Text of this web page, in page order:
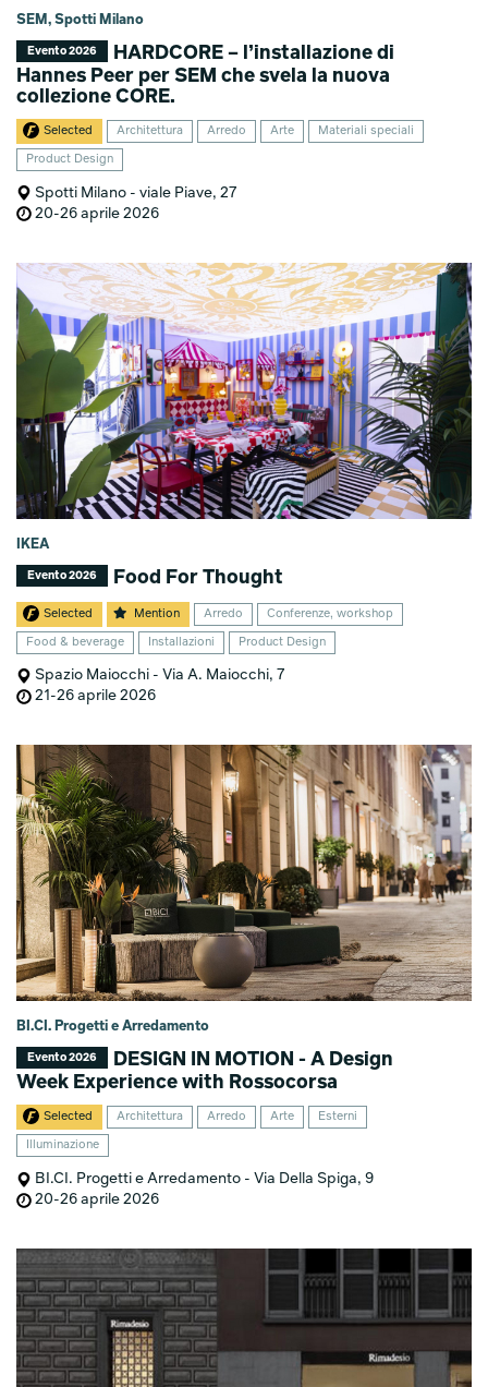
SEM, Spotti Milano
Evento 2026
HARDCORE – l’installazione di
Hannes Peer per SEM che svela la nuova
collezione CORE.
Selected Architettura Arredo Arte Materiali speciali
Product Design
Spotti Milano - viale Piave, 27
20-26 aprile 2026
IKEA
Evento 2026 Food For Thought
Selected Mention Arredo Conferenze, workshop
Food & beverage Installazioni Product Design
Spazio Maiocchi - Via A. Maiocchi, 7
21-26 aprile 2026
BI.CI. Progetti e Arredamento
Evento 2026
DESIGN IN MOTION - A Design
Week Experience with Rossocorsa
Selected Architettura Arredo Arte Esterni
Illuminazione
BI.CI. Progetti e Arredamento - Via Della Spiga, 9
20-26 aprile 2026